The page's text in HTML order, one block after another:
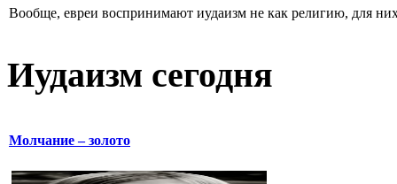
Вообще, евреи воспринимают иудаизм не как религию, для
Иудаизм сегодня
Молчание – золото